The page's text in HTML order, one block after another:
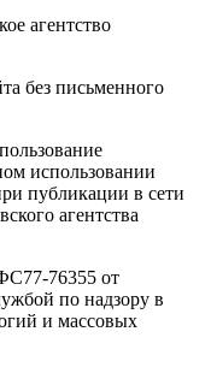
агентство
без письменного
использовании
публикации в сети
агентства
76355 от
по надзору в
и массовых